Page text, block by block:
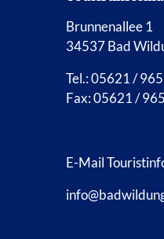
Brunnenallee 1
34537 Bad
Tel.: 05621 /
Fax: 05621 /
E-Mail